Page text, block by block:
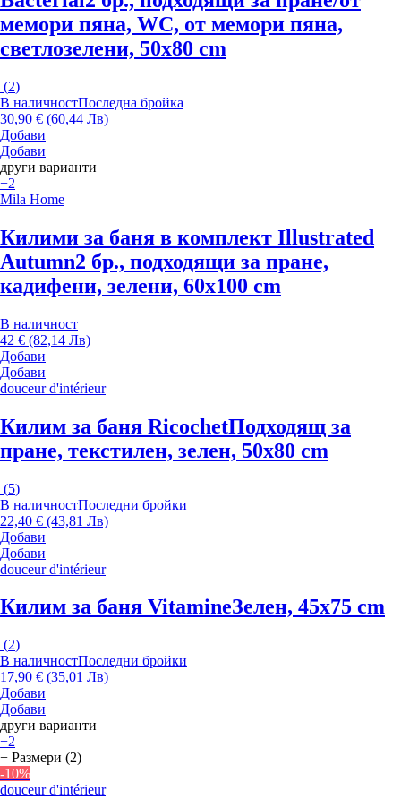
мемори пяна, WC, от мемори пяна,
светлозелени, 50x80 cm
(2)
В наличностПоследна бройка
30,90 € (60,44 Лв)
Добави
Добави
други варианти
+2
Mila Home
Килими за баня в комплект Illustrated
Autumn2 бр., подходящи за пране,
кадифени, зелени, 60x100 cm
В наличност
42 € (82,14 Лв)
Добави
Добави
douceur d'intérieur
Килим за баня RicochetПодходящ за
пране, текстилен, зелен, 50x80 cm
(5)
В наличностПоследни бройки
22,40 € (43,81 Лв)
Добави
Добави
douceur d'intérieur
Килим за баня VitamineЗелен, 45x75 cm
(2)
В наличностПоследни бройки
17,90 € (35,01 Лв)
Добави
Добави
други варианти
+2
+ Размери (2)
-10%
douceur d'intérieur